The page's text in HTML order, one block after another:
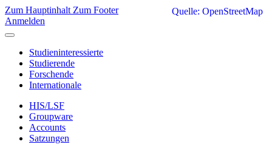
Zum Hauptinhalt Zum Footer
Anmelden
Studieninteressierte
Studierende
Forschende
Internationale
HIS/LSF
Groupware
Accounts
Satzungen
Quelle: OpenStreetMap